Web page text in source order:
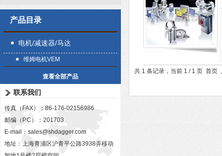
产品目录
电机/减速器/马达
维姆电机VEM
查看全部产品
联系我们
传真（FAX）：86-176-02156986
邮编（P.C）：201703
E-mail： sales@shdagger.com
地址：上海青浦区沪青平公路3938弄移动
共 1 条记录，当前 1 / 1 页 首